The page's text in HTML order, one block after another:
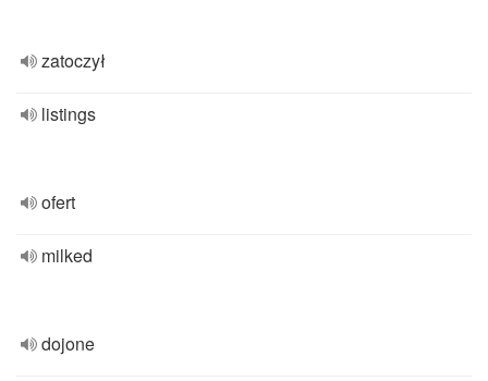
zatoczył
listings
ofert
milked
dojone